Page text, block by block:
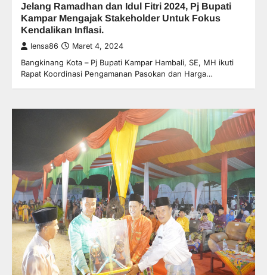
Jelang Ramadhan dan Idul Fitri 2024, Pj Bupati
Kampar Mengajak Stakeholder Untuk Fokus
Kendalikan Inflasi.
lensa86 Maret 4, 2024
Bangkinang Kota – Pj Bupati Kampar Hambali, SE, MH ikuti
Rapat Koordinasi Pengamanan Pasokan dan Harga…